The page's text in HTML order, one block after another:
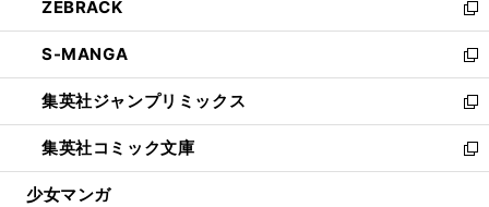
く
で
開
く
ド
ウ
で
開
く
ィ
ン
ド
ウ
で
開
く
い
ウ
ィ
ン
ド
ウ
で
開
ZEBRACK
新
し
い
ウ
ィ
ン
ド
ウ
S-MANGA
新
し
い
ウ
ィ
ン
集英社ジャンプリミックス
新
し
い
ウ
集英社コミック文庫
新
し
少女マンガ